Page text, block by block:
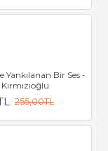
Yankılanan Bir Ses -
255,00TL